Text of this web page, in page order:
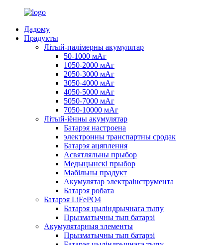
Дадому
Прадукты
Літый-палімерны акумулятар
50-1000 мАг
1050-2000 мАг
2050-3000 мАг
3050-4000 мАг
4050-5000 мАг
5050-7000 мАг
7050-10000 мАг
Літый-іённы акумулятар
Батарэя настроена
электронны транспартны сродак
Батарэя ацяплення
Асвятляльны прыбор
Медыцынскі прыбор
Мабільны прадукт
Акумулятар электраінструмента
Батарэя робата
Батарэя LiFePO4
Батарэя цыліндрычнага тыпу
Прызматычны тып батарэі
Акумулятарныя элементы
Прызматычны тып батарэі